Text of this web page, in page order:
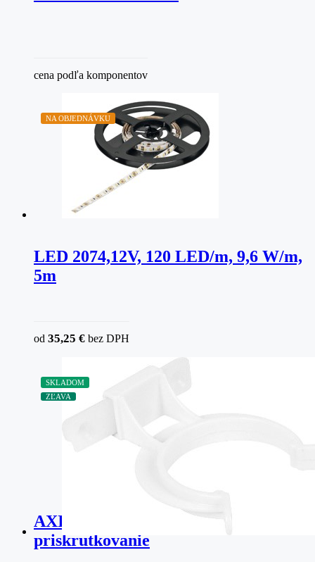
cena podľa komponentov
NA OBJEDNÁVKU
LED 2074,12V, 120 LED/m, 9,6 W/m,
5m
od 35,25 € bez DPH
SKLADOM
ZĽAVA
AXILO Držiak sokla na
priskrutkovanie